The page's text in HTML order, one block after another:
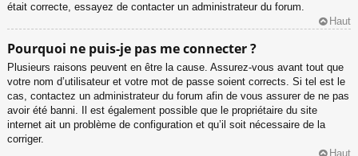
était correcte, essayez de contacter un administrateur du forum.
Haut
Pourquoi ne puis-je pas me connecter ?
Plusieurs raisons peuvent en être la cause. Assurez-vous avant tout que
votre nom d’utilisateur et votre mot de passe soient corrects. Si tel est le
cas, contactez un administrateur du forum afin de vous assurer de ne pas
avoir été banni. Il est également possible que le propriétaire du site
internet ait un problème de configuration et qu’il soit nécessaire de la
corriger.
Haut